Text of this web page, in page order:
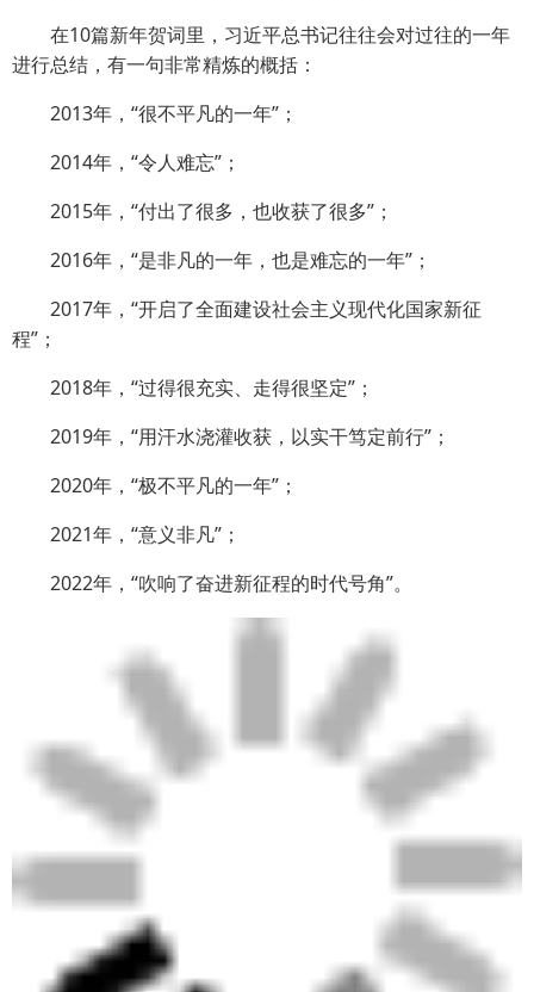
在10篇新年贺词里，习近平总书记往往会对过往的一年
进行总结，有一句非常精炼的概括：
2013年，“很不平凡的一年”；
2014年，“令人难忘”；
2015年，“付出了很多，也收获了很多”；
2016年，“是非凡的一年，也是难忘的一年”；
2017年，“开启了全面建设社会主义现代化国家新征
程”；
2018年，“过得很充实、走得很坚定”；
2019年，“用汗水浇灌收获，以实干笃定前行”；
2020年，“极不平凡的一年”；
2021年，“意义非凡”；
2022年，“吹响了奋进新征程的时代号角”。